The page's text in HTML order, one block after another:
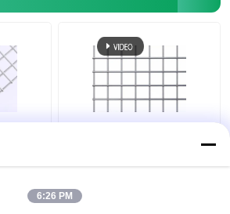
0.6mm ανοξείδωτη
ενωμένη στενά οθόνη
6:26 PM